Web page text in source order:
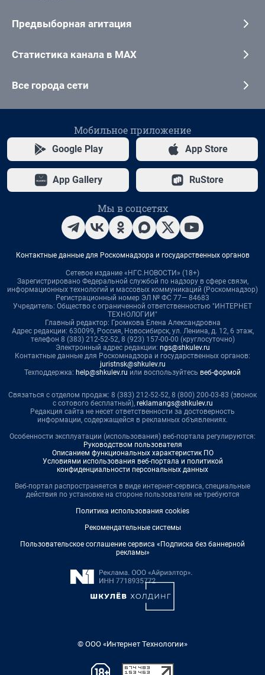
Предвыборная агитация
Статистика канала в MAX
Все города сети
Мобильное приложение
Google Play App Store
App Gallery RuStore
Мы в соцсетях
Контактные данные для Роскомнадзора и государственных органов
Сетевое издание «НГС.НОВОСТИ» (18+)
Зарегистрировано Федеральной службой по надзору в сфере связи,
информационных технологий и массовых коммуникаций (Роскомнадзор)
Регистрационный номер ЭЛ № ФС 77— 84683
Учредитель: Общество с ограниченной ответственностью "ИНТЕРНЕТ
ТЕХНОЛОГИИ"
Главный редактор: Громкова Елена Александровна
Адрес редакции: 630099, Россия, Новосибирск, ул. Ленина, д. 12, 6 этаж,
телефон 8 (383) 212-52-52, 8 (923) 157-00-00 (круглосуточно)
Электронный адрес редакции: ngs@shkulev.ru
Контактные данные для Роскомнадзора и государственных органов:
juristnsk@shkulev.ru
Техподдержка: help@shkulev.ru или воспользуйтесь веб-формой
Связаться с отделом продаж: 8 (383) 212-52-52, 8 (800) 200-03-83 (звонок
с сотового бесплатный), reklamangs@shkulev.ru
Редакция сайта не несет ответственности за достоверность
информации, содержащейся в рекламных объявлениях.
Особенности эксплуатации (использования) веб-портала регулируются:
Руководством пользователя
Описанием функциональных характеристик ПО
Условиями использования веб-портала и политикой
конфиденциальности персональных данных
Веб-портал распространяется в виде интернет-сервиса, специальные
действия по установке на стороне пользователя не требуются
Политика использования cookies
Рекомендательные системы
Пользовательское соглашение сервиса «Подписка без баннерной
рекламы»
© ООО «Интернет Технологии»